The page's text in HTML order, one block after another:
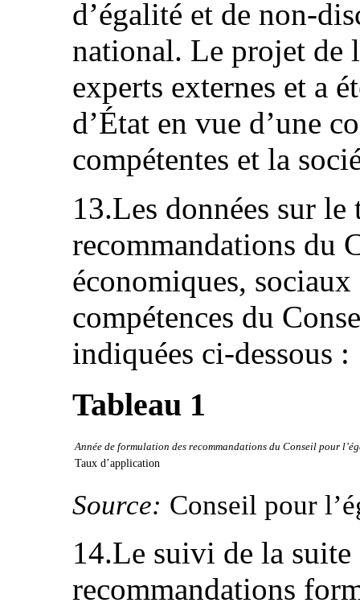
d’égalité et de non-
national. Le projet de
experts externes et a
d’État en vue d’une
compétentes et la
13.Les données sur
recommandations du
économiques,
compétences du
indiquées ci-dessous :
Tableau 1
Année de formulation des recommandations du Conseil pour
Taux d’application
Source: Conseil pour
14.Le suivi de la suite
recommandations